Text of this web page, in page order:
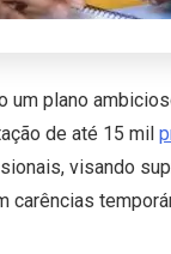
um plano
de até 15 mil
visando
carências